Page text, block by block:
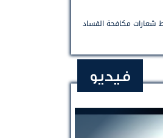
شعارات مكافحة الفساد
فيديو